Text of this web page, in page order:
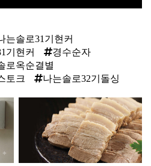
는솔로31기현커
기현커
경수순자
로옥순결별
토크 나는솔로32기돌싱